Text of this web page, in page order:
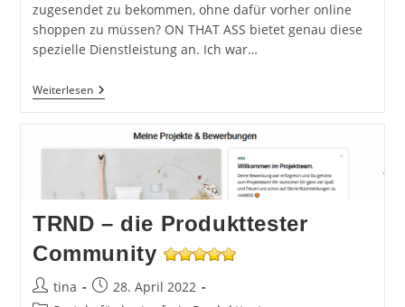
zugesendet zu bekommen, ohne dafür vorher online
shoppen zu müssen? ON THAT ASS bietet genau diese
spezielle Dienstleistung an. Ich war…
WeiterlesenON
THAT
Women
Underwear
Abo
TRND – die Produkttester
Community
Beitrags-
tina
Beitrag28. April 2022